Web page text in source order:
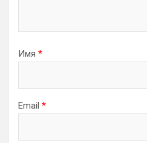
Имя *
Email *